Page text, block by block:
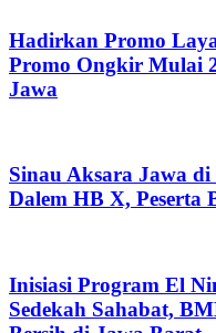
Hadirkan Promo
Promo Ongkir Mulai
Jawa
Sinau Aksara Jawa
Dalem HB X, Peserta
Inisiasi Program El
Sedekah Sahabat,